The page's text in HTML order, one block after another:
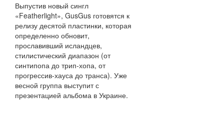
Выпустив новый сингл
«Featherlight», GusGus готовятся к
релизу десятой пластинки, которая
определенно обновит,
прославивший исландцев,
стилистический диапазон (от
синтипопа до трип-хопа, от
прогрессив-хауса до транса). Уже
весной группа выступит с
презентацией альбома в Украине.